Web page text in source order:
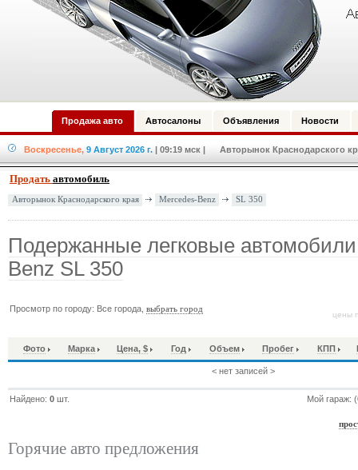
Продажа авто Автосалоны Объявления Новости
Воскресенье, 9 Август 2026 г. | 09:19 мск | Авторынок Краснодарского
Продать автомобиль
Авторынок Краснодарского края Mercedes-Benz SL 350
Подержанные легковые
Benz SL 350
Просмотр по городу: Все города,выбрать город
цены
Фото Марка Цена, $ Год Объем Пробег КПП
< нет записей >
Найдено:0 шт. Мой гараж: (
Горячие авто предложения